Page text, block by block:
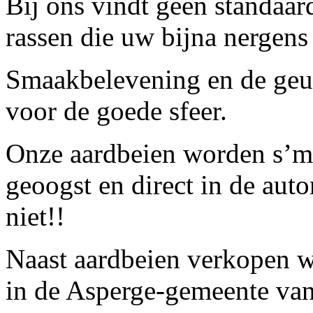
rassen die uw bijna
Smaakbelevening en de
voor de goede sfeer.
Onze aardbeien worden
geoogst en direct in de
niet!!
Naast aardbeien verkopen
in de Asperge-gemeente